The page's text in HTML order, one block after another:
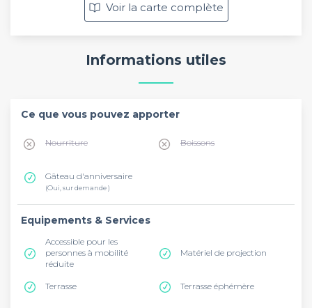
Voir la carte complète
Informations utiles
Ce que vous pouvez apporter
Nourriture Boissons
Gâteau d'anniversaire
(Oui, sur demande )
Equipements & Services
Accessible pour les
personnes à mobilité
réduite
Matériel de projection
Terrasse Terrasse éphémère